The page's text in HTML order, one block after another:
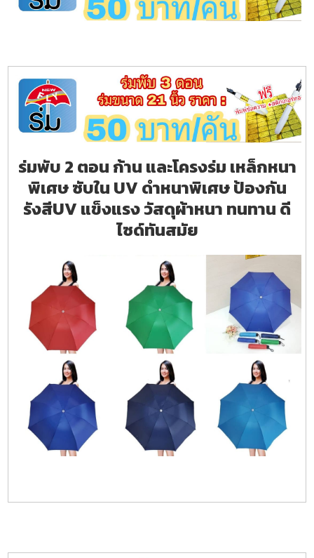
ร่มพับ 2 ตอน ก้าน และโครงร่ม เหล็กหนา
พิเศษ ซับใน UV ดำหนาพิเศษ ป้องกัน
รังสีUV แข็งแรง วัสดุผ้าหนา ทนทาน ดี
ไซด์ทันสมัย